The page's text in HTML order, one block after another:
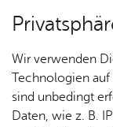
Stadt­chro­nik
Wir verwenden
Technologien auf
sind unbedingt
Daten, wie z. B.